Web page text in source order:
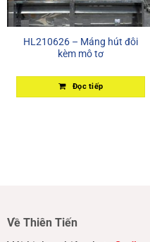
HL210626 – Máng hút đôi
kèm mô tơ
Đọc tiếp
Về Thiên Tiến